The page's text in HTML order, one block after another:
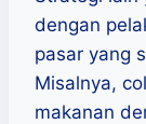
dengan
pasar yang
Misalnya,
makanan